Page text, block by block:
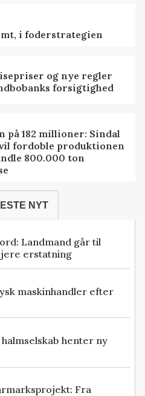
i foderstrategien
og nye regler
forsigtighed
på 182 millioner: Sindal
fordoble produktionen
800.000 ton
NYT
Landmand går til
erstatning
maskinhandler efter
henter ny
Fra